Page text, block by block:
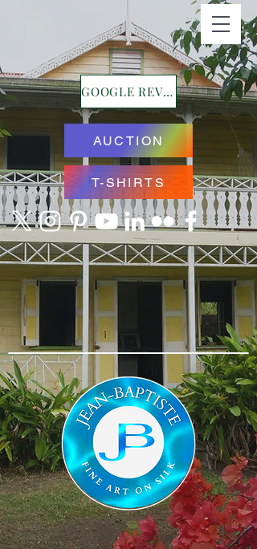
GOOGLE REVIEWS
AUCTION
T-SHIRTS